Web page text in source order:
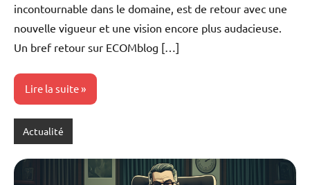
incontournable dans le domaine, est de retour avec une
nouvelle vigueur et une vision encore plus audacieuse.
Un bref retour sur ECOMblog […]
Lire la suite
Actualité